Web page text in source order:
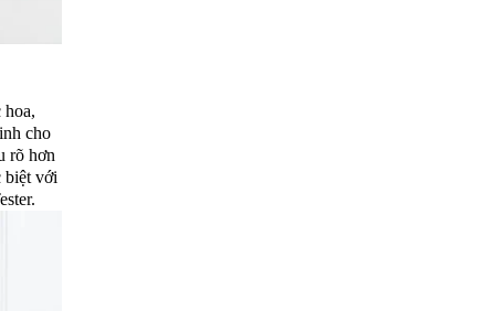
hoa,
cho
rõ hơn
biệt với